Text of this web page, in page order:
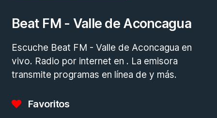
Beat FM - Valle de Aconcagua
Escuche Beat FM - Valle de Aconcagua en
vivo. Radio por internet en . La emisora
transmite programas en línea de y más.
Favoritos